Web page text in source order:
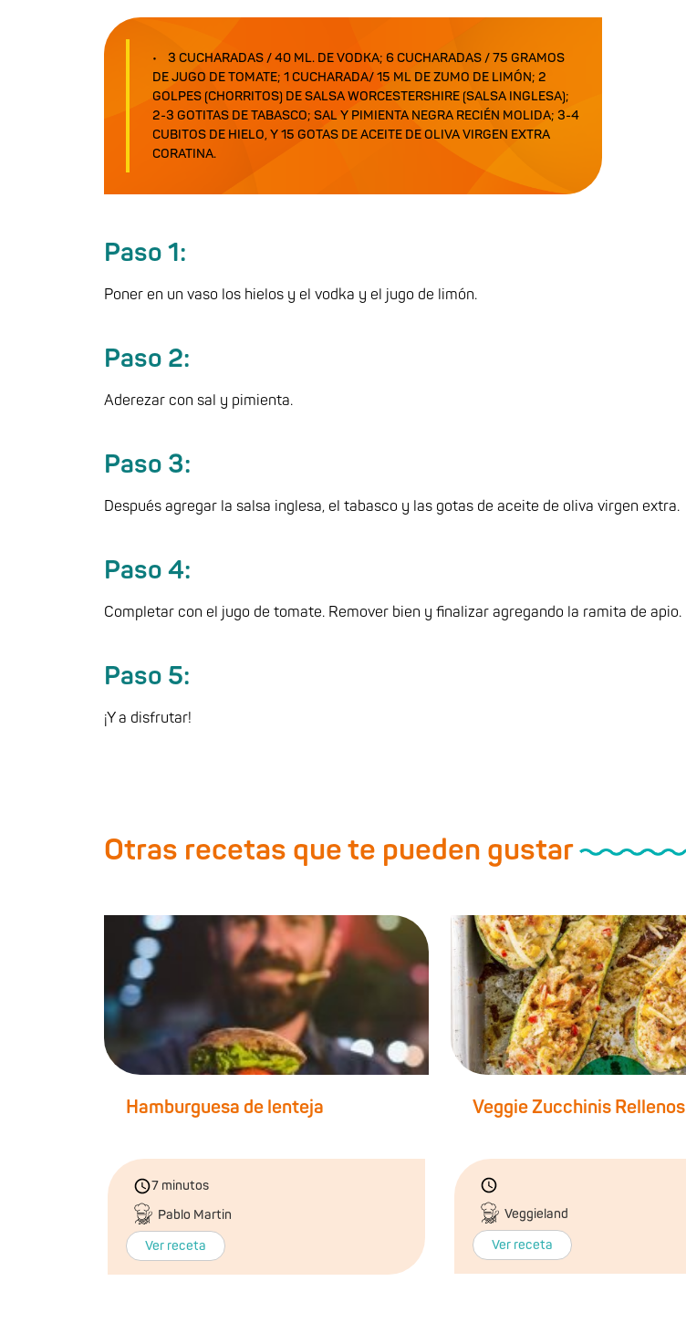
3 CUCHARADAS / 40 ML. DE VODKA; 6 CUCHARADAS / 75 GRAMOS
DE JUGO DE TOMATE; 1 CUCHARADA/ 15 ML DE ZUMO DE LIMÓN; 2
GOLPES (CHORRITOS) DE SALSA WORCESTERSHIRE (SALSA INGLESA);
2-3 GOTITAS DE TABASCO; SAL Y PIMIENTA NEGRA RECIÉN MOLIDA; 3-4
CUBITOS DE HIELO, Y 15 GOTAS DE ACEITE DE OLIVA VIRGEN EXTRA
CORATINA.
Paso 1:
Poner en un vaso los hielos y el vodka y el jugo de limón.
Paso 2:
Aderezar con sal y pimienta.
Paso 3:
Después agregar la salsa inglesa, el tabasco y las gotas de aceite de oliva virgen extra.
Paso 4:
Completar con el jugo de tomate. Remover bien y finalizar agregando la ramita de apio.
Paso 5:
¡Y a disfrutar!
Otras recetas que te pueden gustar
Hamburguesa de lenteja
7 minutos
Pablo Martin
Ver receta
Veggie Zucchinis Rellenos
Veggieland
Ver receta